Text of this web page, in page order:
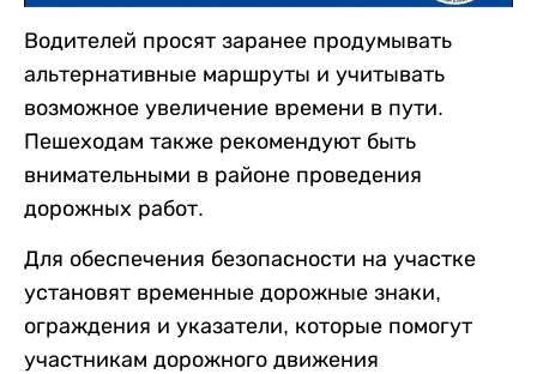
Водителей просят заранее продумывать
альтернативные маршруты и учитывать
возможное увеличение времени в пути.
Пешеходам также рекомендуют быть
внимательными в районе проведения
дорожных работ.
Для обеспечения безопасности на участке
установят временные дорожные знаки,
ограждения и указатели, которые помогут
участникам дорожного движения